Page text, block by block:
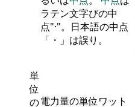
単
位
の
ラテン文字びの中
点"·"。日本語の中点
「・」は誤り。
電力量の単位ワット